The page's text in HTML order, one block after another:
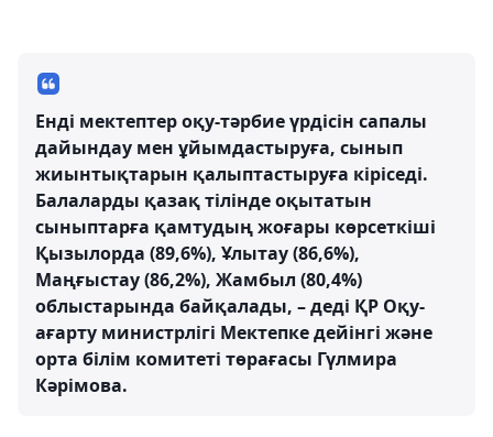
Енді мектептер оқу-тәрбие үрдісін сапалы
дайындау мен ұйымдастыруға, сынып
жиынтықтарын қалыптастыруға кіріседі.
Балаларды қазақ тілінде оқытатын
сыныптарға қамтудың жоғары көрсеткіші
Қызылорда (89,6%), Ұлытау (86,6%),
Маңғыстау (86,2%), Жамбыл (80,4%)
облыстарында байқалады, – деді ҚР Оқу-
ағарту министрлігі Мектепке дейінгі және
орта білім комитеті төрағасы Гүлмира
Кәрімова.